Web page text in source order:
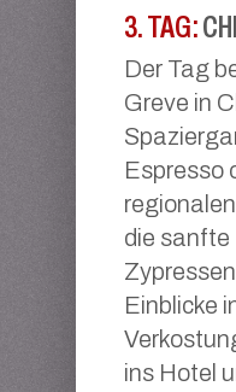
3. TAG:
Der Tag
Greve in
Espresso
die
Einblicke
ins Hotel